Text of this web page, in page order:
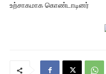
உற்சாகமாக கொண்டாடினர்